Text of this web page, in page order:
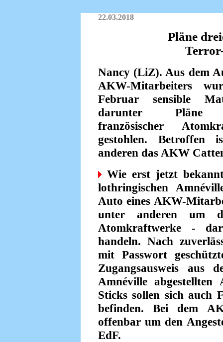
22.03.2018
Pläne
Nancy (LiZ). Aus dem
AKW-Mitarbeiters
Februar sensible
darunter Pläne
französischer
gestohlen. Betroffen
anderen das AKW
Wie erst jetzt
lothringischen
Auto eines AKW-
unter anderen um
Atomkraftwerke -
handeln. Nach
mit Passwort
Zugangsausweis aus
Amnéville
Sticks sollen sich auch
befinden. Bei dem
offenbar um den
EdF.